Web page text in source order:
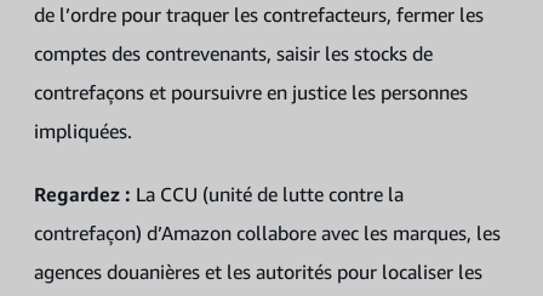
de l’ordre pour traquer les contrefacteurs, fermer les
comptes des contrevenants, saisir les stocks de
contrefaçons et poursuivre en justice les personnes
impliquées.
Regardez : La CCU (unité de lutte contre la
contrefaçon) d’Amazon collabore avec les marques, les
agences douanières et les autorités pour localiser les